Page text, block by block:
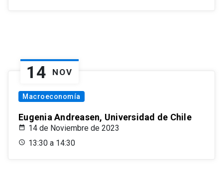
14 NOV
Macroeconomía
Eugenia Andreasen, Universidad de Chile
14 de Noviembre de 2023
13:30 a 14:30